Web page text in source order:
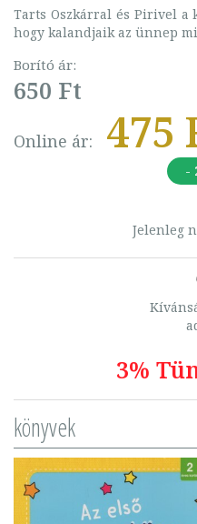
Tarts Oszkárral és Pirivel a
hogy kalandjaik az ünnep
Borító ár:
650 Ft
Online ár: 475
-
Jelenleg
3%
könyvek